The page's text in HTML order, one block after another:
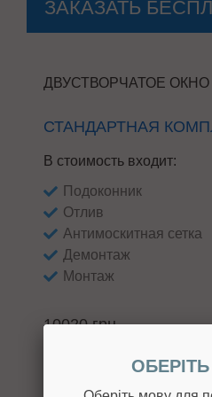
ЗАКАЗАТЬ
ДВУСТВОРЧАТОЕ ОКНО
СТАНДАРТНАЯ
В стоимость входит:
Подоконник
Отлив
Антимоскитная сетка
Демонтаж
Монтаж
10020 грн